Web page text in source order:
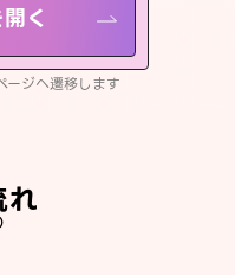
く
ジへ遷移します